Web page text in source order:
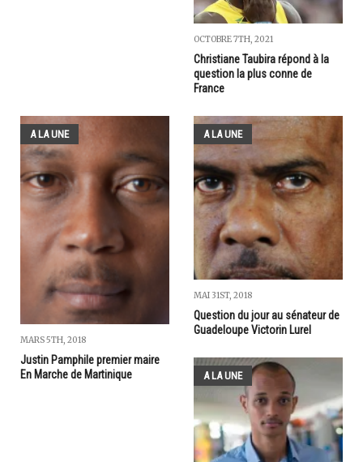
OCTOBRE 7TH, 2021
Christiane Taubira répond à la
question la plus conne de
France
A LA UNE
MARS 5TH, 2018
Justin Pamphile premier maire
En Marche de Martinique
A LA UNE
MAI 31ST, 2018
Question du jour au sénateur de
Guadeloupe Victorin Lurel
A LA UNE